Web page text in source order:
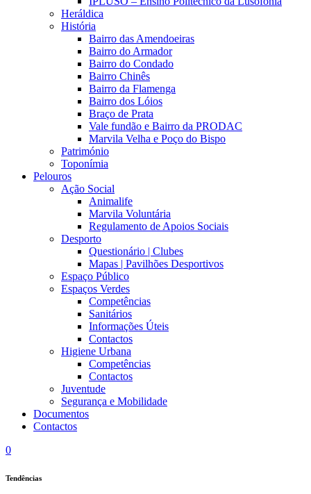
Heráldica
História
Bairro das Amendoeiras
Bairro do Armador
Bairro do Condado
Bairro Chinês
Bairro da Flamenga
Bairro dos Lóios
Braço de Prata
Vale fundão e Bairro da PRODAC
Marvila Velha e Poço do Bispo
Património
Toponímia
Pelouros
Ação Social
Animalife
Marvila Voluntária
Regulamento de Apoios Sociais
Desporto
Questionário | Clubes
Mapas | Pavilhões Desportivos
Espaço Público
Espaços Verdes
Competências
Sanitários
Informações Úteis
Contactos
Higiene Urbana
Competências
Contactos
Juventude
Segurança e Mobilidade
Documentos
Contactos
0
Tendências